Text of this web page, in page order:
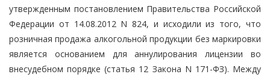
утвержденным постановлением Правительства Российской
Федерации от 14.08.2012 N 824, и исходили из того, что
розничная продажа алкогольной продукции без маркировки
является основанием для аннулирования лицензии во
внесудебном порядке (статья 12 Закона N 171-ФЗ). Между